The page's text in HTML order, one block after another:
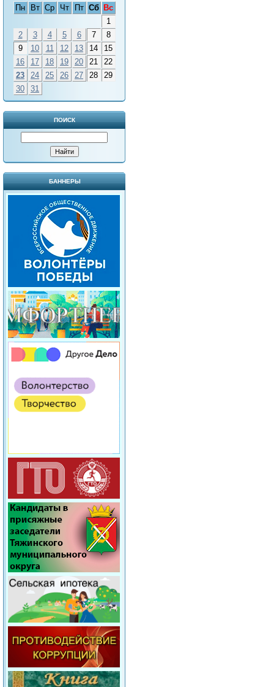
Пн
Вт Ср Чт Пт Сб
Вс
1
2
3 4 5 6 7
8
9
10 11 12 13 14
15
16
17 18 19 20 21
22
23
24 25 26 27 28
29
30
31
ПОИСК
БАННЕРЫ